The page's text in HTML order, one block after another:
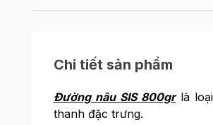
Chi tiết sản phẩm
Đường nâu SIS 800grlà loại
thanh đặc trưng.